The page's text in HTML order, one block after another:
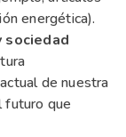
energética).
sociedad
de nuestra
futuro que